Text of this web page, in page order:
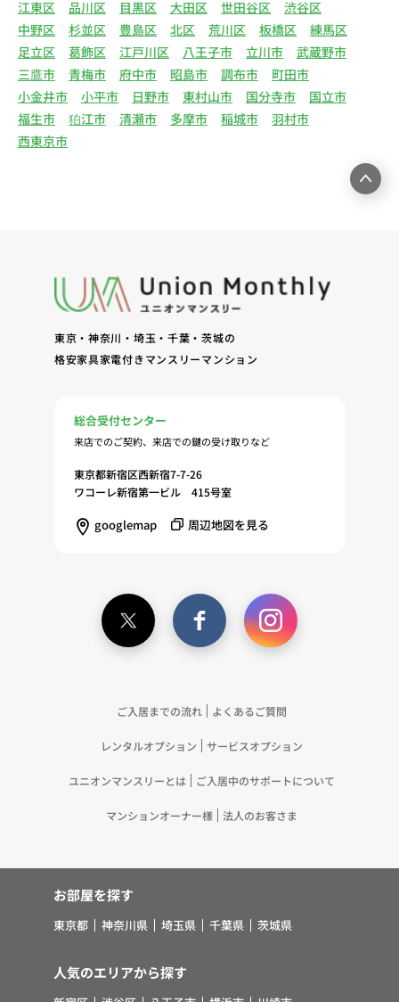
よびサービスの紹介ならびにお客様・オーナー様に
とって有用と思われる弊社提携先の商品・サービス
等を紹介するためのダイレクトメール、住環境向上
のためのアンケート等の発送（3）賃貸事業におけ
る情報・サービスを提供するための郵便物、電話、
電子メールまたは訪問等による営業活動（4）不動
産物件の紹介・賃貸借契約・サブリース契約等の締
客様およびオーナー様の管理（8）サービスの保
守、管理（9）サービスの改善のためおよびサービ
への同意に基づき、当ウェブサイトの利用履歴に関
する情報等の個人情報について、調査・分析会社、
事業者（以下「提携事業者等」といいます。）が既
に保有する個人情報と当社から取得する個人情報を
突合して、お客様の当ウェブサイトの利用履歴等の
調査・分析、広告の効果測定およびその結果を利用
を配信する等のマーケティング活動を行うため
ている個人情報を突合して「4.利用目的について」
記載の目的で利用するため（12）本ポリシーへの同
意に基づき、提携事業者等が取得した個人関連情報
るため（13）上記(1)～(12)に付随するアフターサ
よびご連絡等の実施
5.お客様・オーナー様の個人情報の第三者への提
供 （1）弊社は、次に掲げる場合を除き、弊社が
取り扱う個人情報を、あらかじめお客様およびオー
客様の同意を得ることが困難であるとき ③公衆衛
生の向上または児童の健全な育成の推進のために特
とが困難であるとき ④国の機関若しくは地方公共
団体またはその委託を受けた者が法令の定める事務
江東区
品川区 目黒区 大田区 世田谷区
渋谷区
中野区
杉並区 豊島区 北区 荒川区 板橋区
練馬区
足立区
葛飾区 江戸川区 八王子市 立川市
武蔵野市
三鷹市
青梅市 府中市 昭島市 調布市
町田市
小金井市
小平市 日野市 東村山市 国分寺市
国立市
福生市
狛江市 清瀬市 多摩市 稲城市
羽村市
西東京市
東京・神奈川・埼玉・千葉・茨城の
格安家具家電付きマンスリーマンション
総合受付センター
来店でのご契約、来店での鍵の受け取りなど
東京都新宿区西新宿7-7-26
ワコーレ新宿第一ビル 415号室
googlemap 周辺地図を見る
ご入居までの流れ よくあるご質問
レンタルオプション サービスオプション
ユニオンマンスリーとは ご入居中のサポートについて
マンションオーナー様 法人のお客さま
お部屋を探す
東京都 神奈川県 埼玉県 千葉県 茨城県
人気のエリアから探す